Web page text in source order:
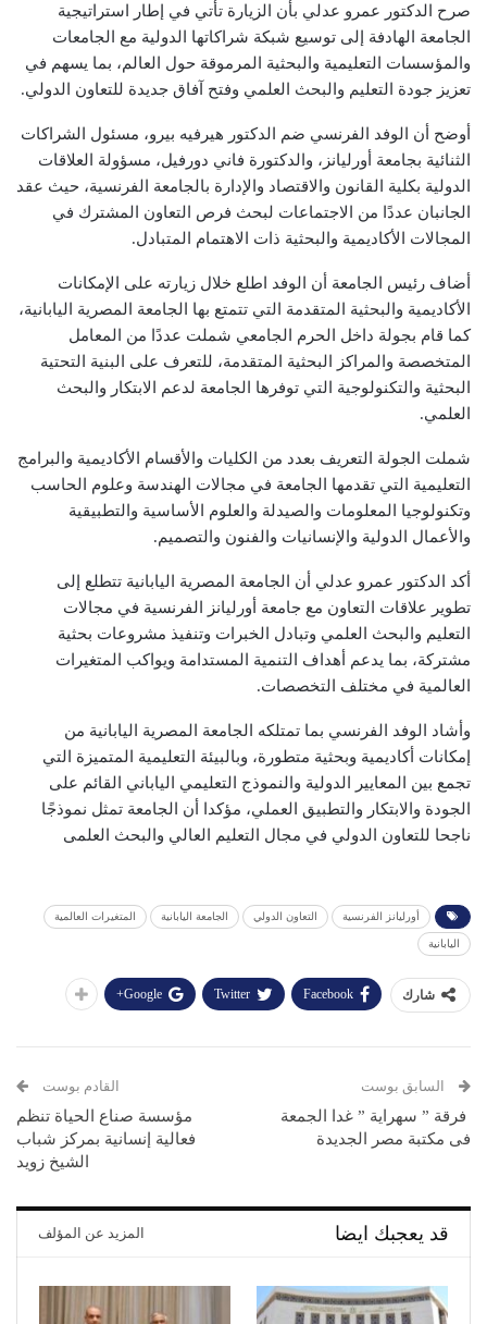
صرح الدكتور عمرو عدلي بأن الزيارة تأتي في إطار استراتيجية
الجامعة الهادفة إلى توسيع شبكة شراكاتها الدولية مع الجامعات
والمؤسسات التعليمية والبحثية المرموقة حول العالم، بما يسهم في
تعزيز جودة التعليم والبحث العلمي وفتح آفاق جديدة للتعاون الدولي.
أوضح أن الوفد الفرنسي ضم الدكتور هيرفيه بيرو، مسئول الشراكات
الثنائية بجامعة أورليانز، والدكتورة فاني دورفيل، مسؤولة العلاقات
الدولية بكلية القانون والاقتصاد والإدارة بالجامعة الفرنسية، حيث عقد
الجانبان عددًا من الاجتماعات لبحث فرص التعاون المشترك في
المجالات الأكاديمية والبحثية ذات الاهتمام المتبادل.
أضاف رئيس الجامعة أن الوفد اطلع خلال زيارته على الإمكانات
الأكاديمية والبحثية المتقدمة التي تتمتع بها الجامعة المصرية اليابانية،
كما قام بجولة داخل الحرم الجامعي شملت عددًا من المعامل
المتخصصة والمراكز البحثية المتقدمة، للتعرف على البنية التحتية
البحثية والتكنولوجية التي توفرها الجامعة لدعم الابتكار والبحث
العلمي.
شملت الجولة التعريف بعدد من الكليات والأقسام الأكاديمية والبرامج
التعليمية التي تقدمها الجامعة في مجالات الهندسة وعلوم الحاسب
وتكنولوجيا المعلومات والصيدلة والعلوم الأساسية والتطبيقية
والأعمال الدولية والإنسانيات والفنون والتصميم.
أكد الدكتور عمرو عدلي أن الجامعة المصرية اليابانية تتطلع إلى
تطوير علاقات التعاون مع جامعة أورليانز الفرنسية في مجالات
التعليم والبحث العلمي وتبادل الخبرات وتنفيذ مشروعات بحثية
مشتركة، بما يدعم أهداف التنمية المستدامة ويواكب المتغيرات
العالمية في مختلف التخصصات.
وأشاد الوفد الفرنسي بما تمتلكه الجامعة المصرية اليابانية من
إمكانات أكاديمية وبحثية متطورة، وبالبيئة التعليمية المتميزة التي
تجمع بين المعايير الدولية والنموذج التعليمي الياباني القائم على
الجودة والابتكار والتطبيق العملي، مؤكدا أن الجامعة تمثل نموذجًا
ناجحا للتعاون الدولي في مجال التعليم العالي والبحث العلمى
أورليانز الفرنسية التعاون الدولي الجامعة اليابانية المتغيرات العالمية
اليابانية
شارك Facebook
Twitter
Google+
السابق بوست
فرقة ” سهراية ” غدا الجمعة
فى مكتبة مصر الجديدة
القادم بوست
مؤسسة صناع الحياة تنظم
فعالية إنسانية بمركز شباب
الشيخ زويد
قد يعجبك ايضا المزيد عن المؤلف